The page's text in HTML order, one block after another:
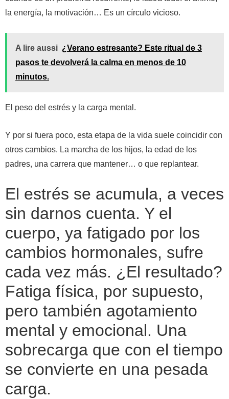
la energía, la motivación… Es un círculo vicioso.
A lire aussi ¿Verano estresante? Este ritual de 3
pasos te devolverá la calma en menos de 10
minutos.
El peso del estrés y la carga mental.
Y por si fuera poco, esta etapa de la vida suele coincidir con
otros cambios. La marcha de los hijos, la edad de los
padres, una carrera que mantener… o que replantear.
El estrés se acumula, a veces
sin darnos cuenta. Y el
cuerpo, ya fatigado por los
cambios hormonales, sufre
cada vez más. ¿El resultado?
Fatiga física, por supuesto,
pero también agotamiento
mental y emocional. Una
sobrecarga que con el tiempo
se convierte en una pesada
carga.